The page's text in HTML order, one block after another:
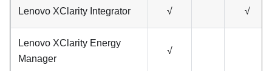
Lenovo XClarity Integrator √ √
Lenovo XClarity Energy
Manager
√